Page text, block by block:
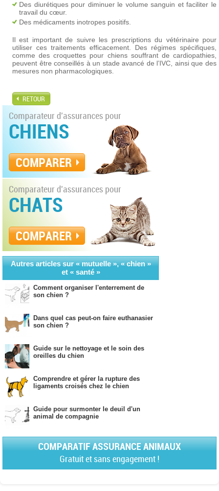
Des diurétiques pour diminuer le volume sanguin et faciliter le
travail du cœur.
Des médicaments inotropes positifs.
Il est important de suivre les prescriptions du vétérinaire pour
utiliser ces traitements efficacement. Des régimes spécifiques,
comme des croquettes pour chiens souffrant de cardiopathies,
peuvent être conseillés à un stade avancé de l’IVC, ainsi que des
mesures non pharmacologiques.
RETOUR
Comparateur d'assurances pour
CHIENS
COMPARER
Comparateur d'assurances pour
CHATS
COMPARER
Autres articles sur « mutuelle », « chien »
et « santé »
Comment organiser l'enterrement de
son chien ?
Dans quel cas peut-on faire euthanasier
son chien ?
Guide sur le nettoyage et le soin des
oreilles du chien
Comprendre et gérer la rupture des
ligaments croisés chez le chien
Guide pour surmonter le deuil d'un
animal de compagnie
COMPARATIF ASSURANCE ANIMAUX
Gratuit et sans engagement !